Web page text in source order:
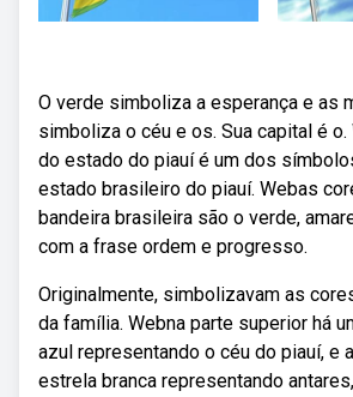
O verde simboliza a esperança e as
simboliza o céu e os. Sua capital é o.
do estado do piauí é um dos
estado brasileiro do piauí. Webas
bandeira brasileira são o verde,
com a frase ordem e progresso.
Originalmente, simbolizavam as
da família. Webna parte superior há
azul representando o céu do piauí, e
estrela branca representando